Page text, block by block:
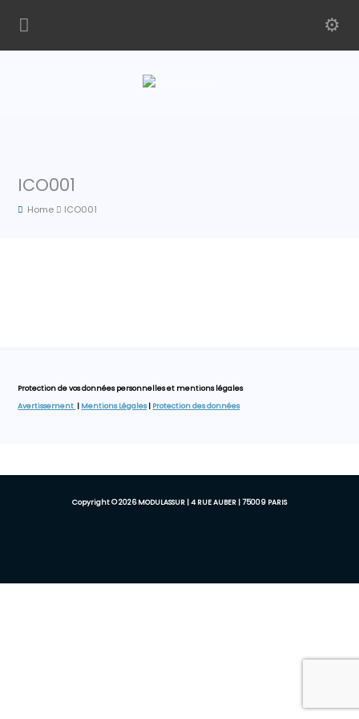
ICO001
Home ICO001
Protection de vos données personnelles et mentions légales
Avertissement | Mentions Légales| Protection des données
Copyright © 2026 MODULASSUR | 4 RUE AUBER | 75009 PARIS